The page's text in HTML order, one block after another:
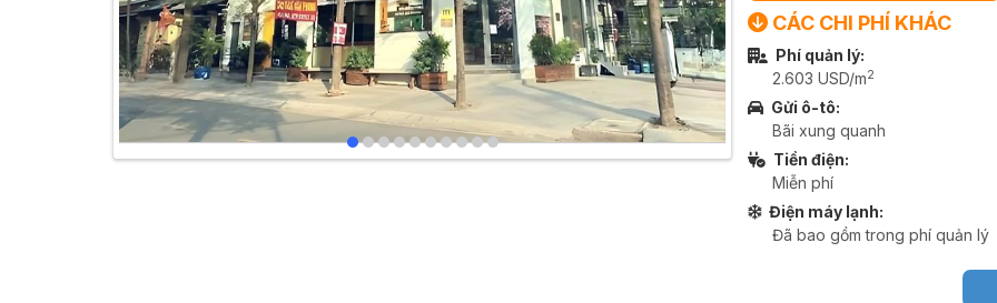
CÁC CHI PHÍ KHÁC
Phí quản lý:
2.603 USD/m2
Gửi ô-tô:
Bãi xung quanh
Tiền điện:
Miễn phí
Điện máy lạnh:
Đã bao gồm trong phí quản lý